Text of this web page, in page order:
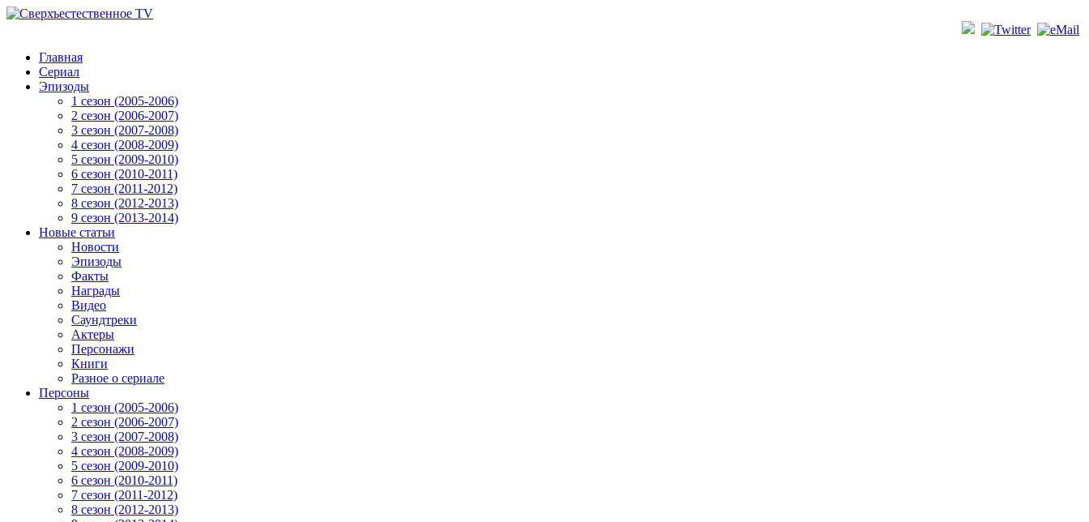
Главная
Сериал
Эпизоды
1 сезон (2005-2006)
2 сезон (2006-2007)
3 сезон (2007-2008)
4 сезон (2008-2009)
5 сезон (2009-2010)
6 сезон (2010-2011)
7 сезон (2011-2012)
8 сезон (2012-2013)
9 сезон (2013-2014)
Новые статьи
Новости
Эпизоды
Факты
Награды
Видео
Саундтреки
Актеры
Персонажи
Книги
Разное о сериале
Персоны
1 сезон (2005-2006)
2 сезон (2006-2007)
3 сезон (2007-2008)
4 сезон (2008-2009)
5 сезон (2009-2010)
6 сезон (2010-2011)
7 сезон (2011-2012)
8 сезон (2012-2013)